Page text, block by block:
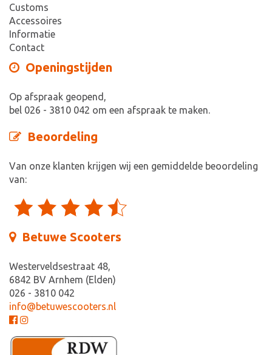
Customs
Accessoires
Informatie
Contact
Openingstijden
Op afspraak geopend,
bel 026 - 3810 042 om een afspraak te maken.
Beoordeling
Van onze klanten krijgen wij een gemiddelde beoordeling
van:
Betuwe Scooters
Westerveldsestraat 48,
6842 BV Arnhem (Elden)
026 - 3810 042
info@betuwescooters.nl